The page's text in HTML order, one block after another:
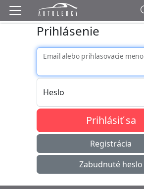
Prihlásenie
Email alebo prihlasovacie meno
Heslo
Prihlásiť sa
Registrácia
Zabudnuté heslo